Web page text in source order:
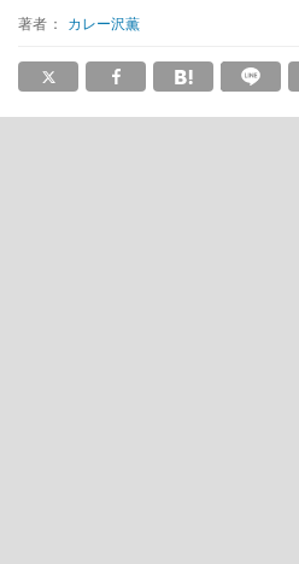
著者： カレー沢薫